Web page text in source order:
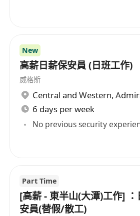
New
高薪日薪保安員 (日班工作)
威格斯
Central and Western,
6 days per week
No previous security
Part Time
[高薪 - 東半山(大潭)工作]
安員(替假/散工)